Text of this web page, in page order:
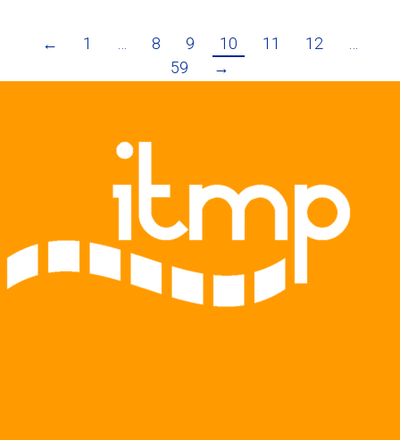
← 1 8 9 10 11 12
59
→